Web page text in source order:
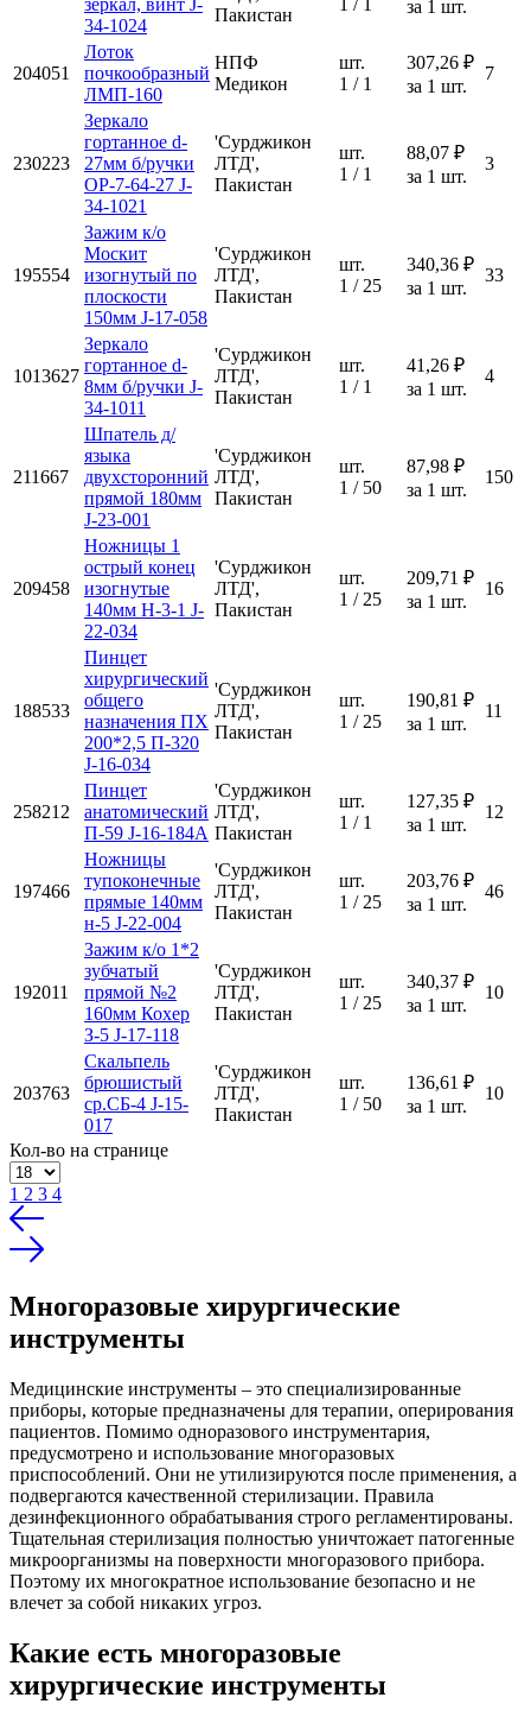
34-1024
Пакистан
за 1 шт.
204051
Лоток
почкообразный
ЛМП-160
НПФ
Медикон
шт.
1 / 1
307,26 ₽
за 1 шт.
7
230223
Зеркало
гортанное d-
27мм б/ручки
ОР-7-64-27 J-
34-1021
'Сурджикон
ЛТД',
Пакистан
шт.
1 / 1
88,07 ₽
за 1 шт.
3
195554
Зажим к/о
Москит
изогнутый по
плоскости
150мм J-17-058
'Сурджикон
ЛТД',
Пакистан
шт.
1 / 25
340,36 ₽
за 1 шт.
33
1013627
Зеркало
гортанное d-
8мм б/ручки J-
34-1011
'Сурджикон
ЛТД',
Пакистан
шт.
1 / 1
41,26 ₽
за 1 шт.
4
211667
Шпатель д/
языка
двухсторонний
прямой 180мм
J-23-001
'Сурджикон
ЛТД',
Пакистан
шт.
1 / 50
87,98 ₽
за 1 шт.
150
209458
Ножницы 1
острый конец
изогнутые
140мм Н-3-1 J-
22-034
'Сурджикон
ЛТД',
Пакистан
шт.
1 / 25
209,71 ₽
за 1 шт.
16
188533
Пинцет
хирургический
общего
назначения ПХ
200*2,5 П-320
J-16-034
'Сурджикон
ЛТД',
Пакистан
шт.
1 / 25
190,81 ₽
за 1 шт.
11
258212
Пинцет
анатомический
П-59 J-16-184А
'Сурджикон
ЛТД',
Пакистан
шт.
1 / 1
127,35 ₽
за 1 шт.
12
197466
Ножницы
тупоконечные
прямые 140мм
н-5 J-22-004
'Сурджикон
ЛТД',
Пакистан
шт.
1 / 25
203,76 ₽
за 1 шт.
46
192011
Зажим к/о 1*2
зубчатый
прямой №2
160мм Кохер
З-5 J-17-118
'Сурджикон
ЛТД',
Пакистан
шт.
1 / 25
340,37 ₽
за 1 шт.
10
203763
Скальпель
брюшистый
ср.СБ-4 J-15-
017
'Сурджикон
ЛТД',
Пакистан
шт.
1 / 50
136,61 ₽
за 1 шт.
10
Кол-во на странице
1 2 3 4
Многоразовые хирургические
инструменты
Медицинские инструменты – это специализированные
приборы, которые предназначены для терапии, оперирования
пациентов. Помимо одноразового инструментария,
предусмотрено и использование многоразовых
приспособлений. Они не утилизируются после применения, а
подвергаются качественной стерилизации. Правила
дезинфекционного обрабатывания строго регламентированы.
Тщательная стерилизация полностью уничтожает патогенные
микроорганизмы на поверхности многоразового прибора.
Поэтому их многократное использование безопасно и не
влечет за собой никаких угроз.
Какие есть многоразовые
хирургические инструменты